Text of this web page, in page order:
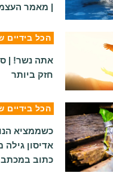
| מאמר
הכל בידיים
אתה נשר! |
חזק ביותר
הכל בידיים
כשממציא
אדיסון
כתוב במכתב